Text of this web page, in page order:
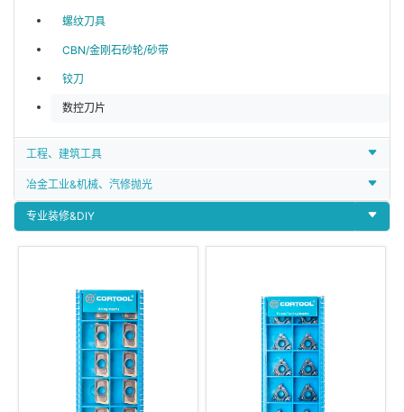
螺纹刀具
CBN/金刚石砂轮/砂带
铰刀
数控刀片
工程、建筑工具
冶金工业&机械、汽修抛光
专业装修&DIY